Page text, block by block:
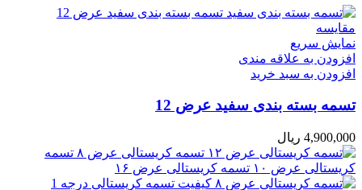
مقایسه
نمایش سریع
افزودن به علاقه مندی
افزودن به سبد خرید
تسمه بسته بندی سفید عرض 12
4,900,000 ریال